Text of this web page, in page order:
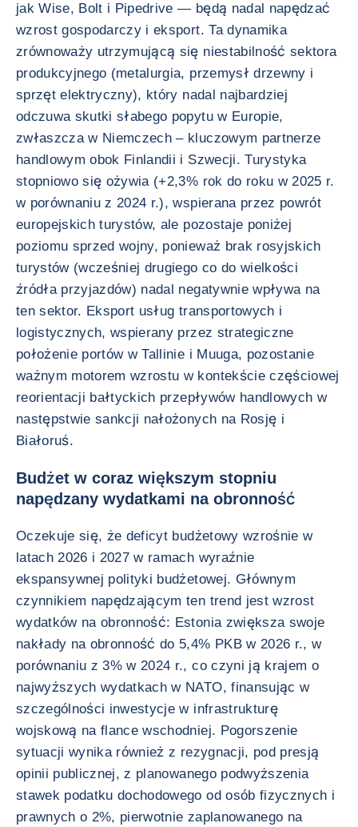
jak Wise, Bolt i Pipedrive — będą nadal napędzać
wzrost gospodarczy i eksport. Ta dynamika
zrównoważy utrzymującą się niestabilność sektora
produkcyjnego (metalurgia, przemysł drzewny i
sprzęt elektryczny), który nadal najbardziej
odczuwa skutki słabego popytu w Europie,
zwłaszcza w Niemczech – kluczowym partnerze
handlowym obok Finlandii i Szwecji. Turystyka
stopniowo się ożywia (+2,3% rok do roku w 2025 r.
w porównaniu z 2024 r.), wspierana przez powrót
europejskich turystów, ale pozostaje poniżej
poziomu sprzed wojny, ponieważ brak rosyjskich
turystów (wcześniej drugiego co do wielkości
źródła przyjazdów) nadal negatywnie wpływa na
ten sektor. Eksport usług transportowych i
logistycznych, wspierany przez strategiczne
położenie portów w Tallinie i Muuga, pozostanie
ważnym motorem wzrostu w kontekście częściowej
reorientacji bałtyckich przepływów handlowych w
następstwie sankcji nałożonych na Rosję i
Białoruś.
Budżet w coraz większym stopniu
napędzany wydatkami na obronność
Oczekuje się, że deficyt budżetowy wzrośnie w
latach 2026 i 2027 w ramach wyraźnie
ekspansywnej polityki budżetowej. Głównym
czynnikiem napędzającym ten trend jest wzrost
wydatków na obronność: Estonia zwiększa swoje
nakłady na obronność do 5,4% PKB w 2026 r., w
porównaniu z 3% w 2024 r., co czyni ją krajem o
najwyższych wydatkach w NATO, finansując w
szczególności inwestycje w infrastrukturę
wojskową na flance wschodniej. Pogorszenie
sytuacji wynika również z rezygnacji, pod presją
opinii publicznej, z planowanego podwyższenia
stawek podatku dochodowego od osób fizycznych i
prawnych o 2%, pierwotnie zaplanowanego na